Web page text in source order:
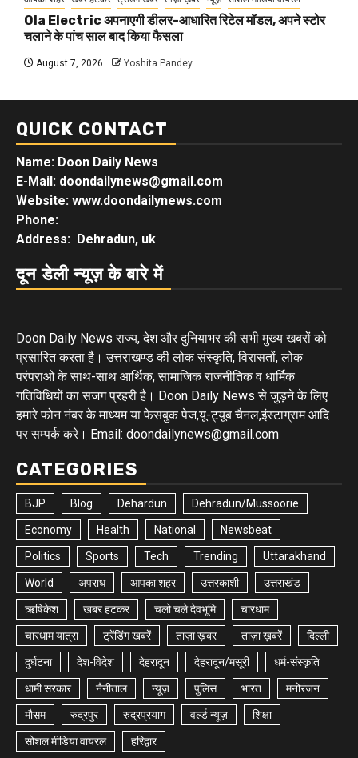
Ola Electric अपनाएगी डीलर-आधारित रिटेल मॉडल, अपने स्टोर
चलाने के पांच साल बाद किया फैसला
August 7, 2026 Yoshita Pandey
QUICK CONTACT
Name: Doon Daily News
E-Mail: doondailynews@gmail.com
Website: www.doondailynews.com
Phone:
Address: Dehradun, uk
दून डेली न्यूज़ के बारे में
Doon Daily News राज्य, देश और दुनियाभर की सभी मुख्य खबरों को
प्रसारित करता है। उत्तराखण्ड की लोक संस्कृति, विरासतों, लोक
परंपराओ के साथ-साथ आर्थिक, सामाजिक राजनीतिक व धार्मिक
गतिविधियों का सजग प्रहरी है। Doon Daily News से जुड़ने के लिए
हमारे फोन नंबर के माध्यम या फेसबुक पेज,यू-ट्यूब चैनल,इंस्टाग्राम आदि
पर सम्पर्क करे। Email: doondailynews@gmail.com
CATEGORIES
BJP Blog Dehardun Dehradun/Mussoorie
Economy Health National Newsbeat
Politics Sports Tech Trending Uttarakhand
World अपराध आपका शहर उत्तरकाशी उत्तराखंड
ऋषिकेश खबर हटकर चलो चले देवभूमि चारधाम
चारधाम यात्रा ट्रेंडिंग खबरें ताज़ा ख़बर ताज़ा ख़बरें दिल्ली
दुर्घटना देश-विदेश देहरादून देहरादून/मसूरी धर्म-संस्कृति
धामी सरकार नैनीताल न्यूज़ पुलिस भारत मनोरंजन
मौसम रुद्रपुर रुद्रप्रयाग वर्ल्ड न्यूज़ शिक्षा
सोशल मीडिया वायरल हरिद्वार